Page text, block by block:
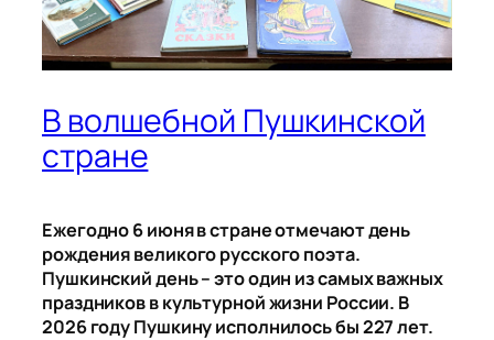
В волшебной Пушкинской
стране
Ежегодно 6 июня в стране отмечают день
рождения великого русского поэта.
Пушкинский день – это один из самых важных
праздников в культурной жизни России. В
2026 году Пушкину исполнилось бы 227 лет.